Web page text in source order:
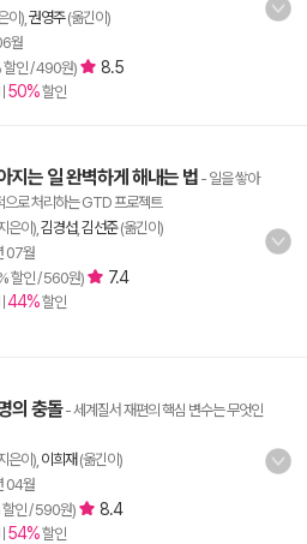
이), 권영주(옮긴이)
월
할인 / 490원) 8.5
50%할인
지는 일 완벽하게 해내는 법 - 일을 쌓아
으로 처리하는 GTD 프로젝트
은이), 김경섭, 김선준(옮긴이)
07월
할인 / 560원) 7.4
44%할인
의 충돌- 세계질서 재편의 핵심 변수는 무엇인
은이), 이희재 (옮긴이)
04월
할인 / 590원) 8.4
54%할인